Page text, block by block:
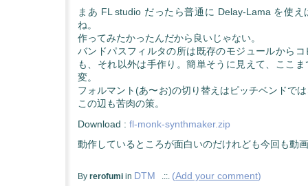
まあ FL studio だったら普通に Delay-Lama を使
ね。
作ってみたかったんだから良いじゃない。
バンドパスフィルタの所は既存のモジュールから
も、それ以外は手作り。簡単そうに見えて、ここ
変。
フォルマント(あ〜お)の切り替えはピッチベンドで
この辺も苦肉の策。
Download : fl-monk-synthmaker.zip
動作しているところが面白いのだけれども今回も動
By rerofumi in DTM .::. (Add your comment)